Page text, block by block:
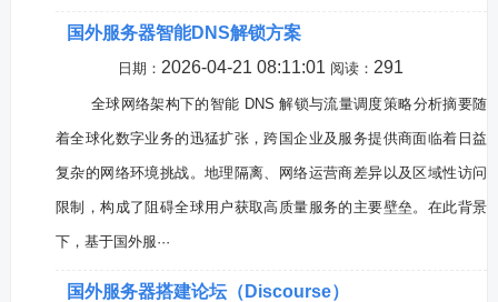
国外服务器智能DNS解锁方案
日期： 2026-04-21 08:11:01 阅读： 291
全球网络架构下的智能 DNS 解锁与流量调度策略分析摘要随
着全球化数字业务的迅猛扩张，跨国企业及服务提供商面临着日益
复杂的网络环境挑战。地理隔离、网络运营商差异以及区域性访问
限制，构成了阻碍全球用户获取高质量服务的主要壁垒。在此背景
下，基于国外服···
国外服务器搭建论坛（Discourse）